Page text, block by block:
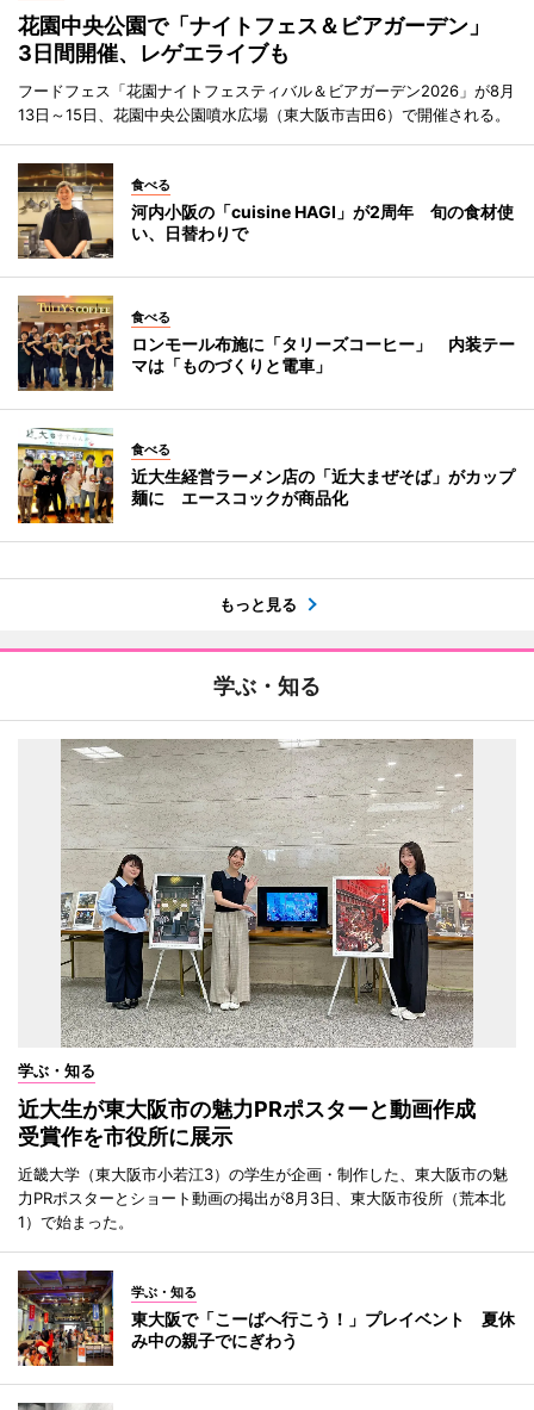
花園中央公園で「ナイトフェス＆ビアガーデン」
3日間開催、レゲエライブも
フードフェス「花園ナイトフェスティバル＆ビアガーデン2026」が8月
13日～15日、花園中央公園噴水広場（東大阪市吉田6）で開催される。
食べる
河内小阪の「cuisine HAGI」が2周年 旬の食材使
い、日替わりで
食べる
ロンモール布施に「タリーズコーヒー」 内装テー
マは「ものづくりと電車」
食べる
近大生経営ラーメン店の「近大まぜそば」がカップ
麺に エースコックが商品化
もっと見る
学ぶ・知る
学ぶ・知る
近大生が東大阪市の魅力PRポスターと動画作成
受賞作を市役所に展示
近畿大学（東大阪市小若江3）の学生が企画・制作した、東大阪市の魅
力PRポスターとショート動画の掲出が8月3日、東大阪市役所（荒本北
1）で始まった。
学ぶ・知る
東大阪で「こーばへ行こう！」プレイベント 夏休
み中の親子でにぎわう